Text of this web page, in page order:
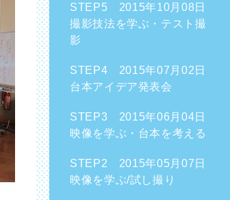
STEP5 2015年10月08日
撮影技法を学ぶ・テスト撮
影
STEP4 2015年07月02日
台本アイデア発表会
STEP3 2015年06月04日
映像を学ぶ・台本を考える
STEP2 2015年05月07日
映像を学ぶ/試し撮り